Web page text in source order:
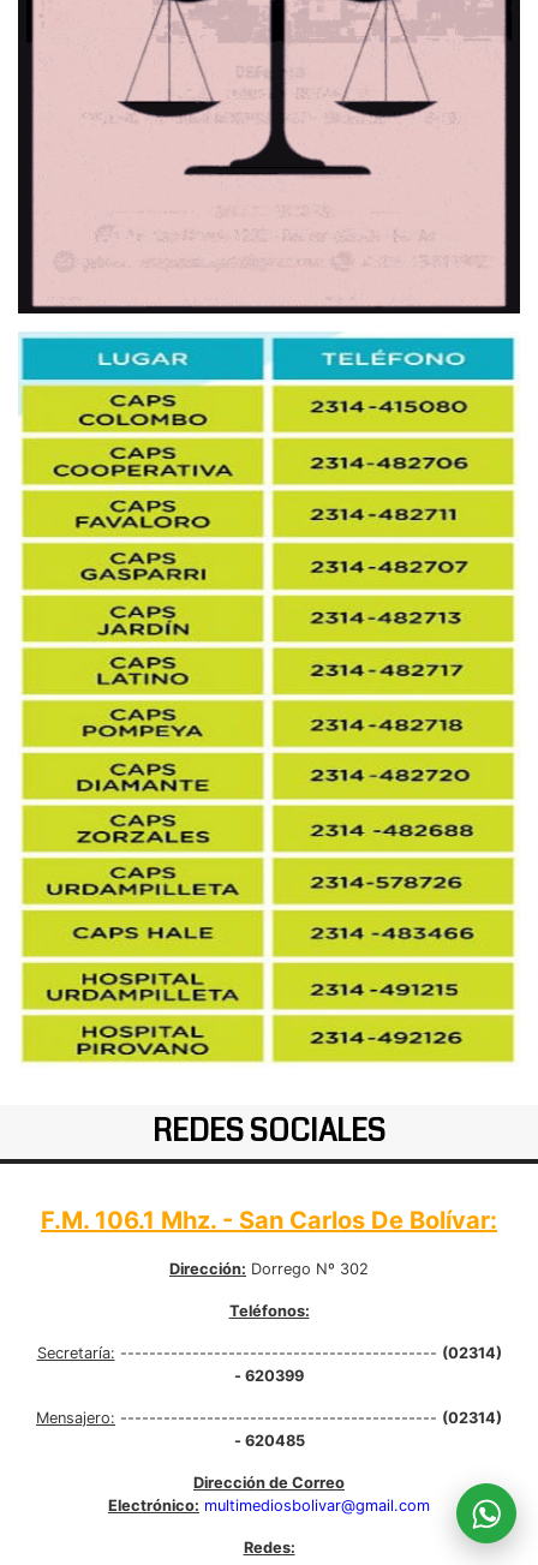
REDES SOCIALES
F.M. 106.1 Mhz. - San Carlos De Bolívar:
Dirección: Dorrego Nº 302
Teléfonos:
Secretaría: -------------------------------------------- (02314)
- 620399
Mensajero: -------------------------------------------- (02314)
- 620485
Dirección de Correo
Electrónico: multimediosbolivar@gmail.com
Redes: